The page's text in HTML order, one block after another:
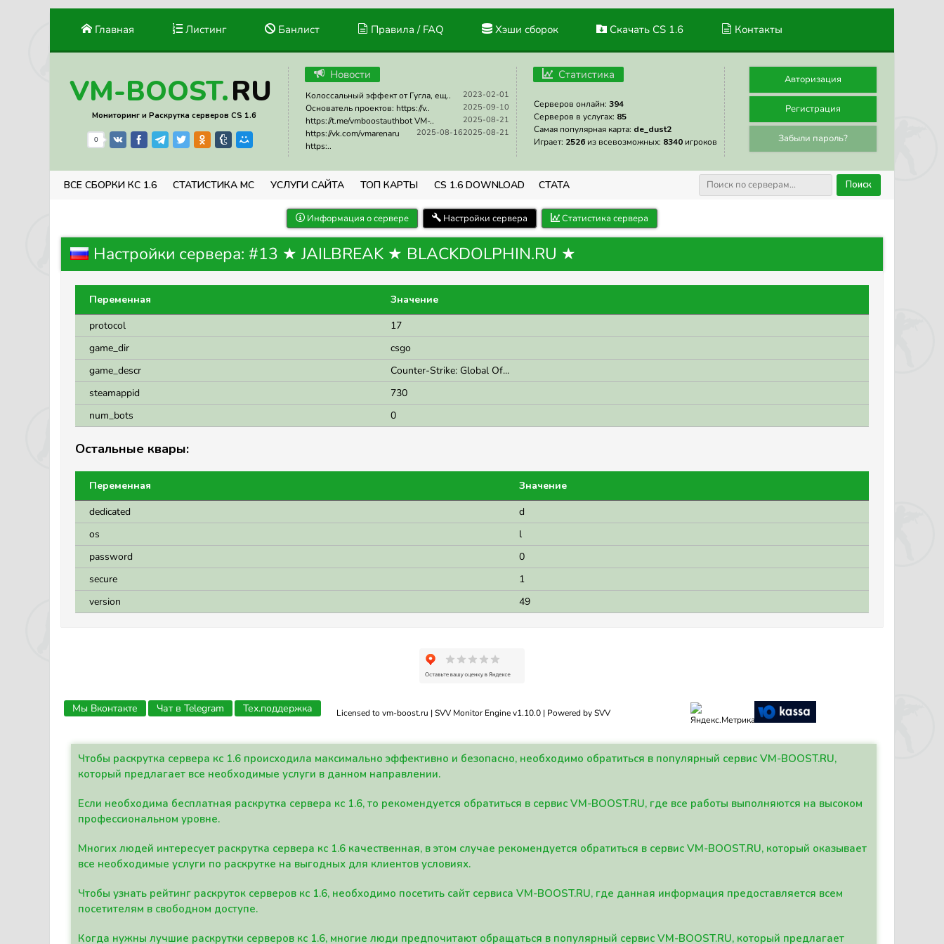
Главная Листинг Банлист Правила / FAQ Хэши сборок Скачать CS 1.6 Контакты
VM-BOOST.RU
Мониторинг и Раскрутка серверов CS 1.6
0
Новости
2023-02-01
Колоссальный эффект от Гугла, ещ..
2025-09-10
Основатель проектов: https://v..
2025-08-21
https://t.me/vmboostauthbot VM-..
2025-08-21
2025-08-16
https://vk.com/vmarenaru
https:..
Статистика
Серверов онлайн: 394
Серверов в услугах: 85
Самая популярная карта: de_dust2
Играет: 2526 из всевозможных: 8340 игроков
Авторизация
Регистрация
Забыли пароль?
ВСЕ СБОРКИ КС 1.6 СТАТИСТИКА МС УСЛУГИ САЙТА ТОП КАРТЫ CS 1.6 DOWNLOAD СТАТА Поиск
Информация о сервере Настройки сервера Статистика сервера
Настройки сервера: #13 ★ JAILBREAK ★ BLACKDOLPHIN.RU ★
Переменная
Значение
protocol
17
game_dir
csgo
game_descr
Counter-Strike: Global Of...
steamappid
730
num_bots
0
Остальные квары:
Переменная
Значение
dedicated
d
os
l
password
0
secure
1
version
49
Licensed to vm-boost.ru | SVV Monitor Engine v1.10.0 | Powered by SVV
Мы Вконтакте Чат в Telegram Тех.поддержка
Чтобы раскрутка сервера кс 1.6 происходила максимально эффективно и безопасно, необходимо обратиться в популярный сервис VM-BOOST.RU,
который предлагает все необходимые услуги в данном направлении.
Если необходима бесплатная раскрутка сервера кс 1.6, то рекомендуется обратиться в сервис VM-BOOST.RU, где все работы выполняются на высоком
профессиональном уровне.
Многих людей интересует раскрутка сервера кс 1.6 качественная, в этом случае рекомендуется обратиться в сервис VM-BOOST.RU, который оказывает
все необходимые услуги по раскрутке на выгодных для клиентов условиях.
Чтобы узнать рейтинг раскруток серверов кс 1.6, необходимо посетить сайт сервиса VM-BOOST.RU, где данная информация предоставляется всем
посетителям в свободном доступе.
Когда нужны лучшие раскрутки серверов кс 1.6, многие люди предпочитают обращаться в популярный сервис VM-BOOST.RU, который предлагает